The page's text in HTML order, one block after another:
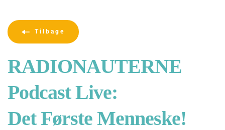
Tilbage
RADIONAUTERNE
Podcast Live:
Det Første Menneske!